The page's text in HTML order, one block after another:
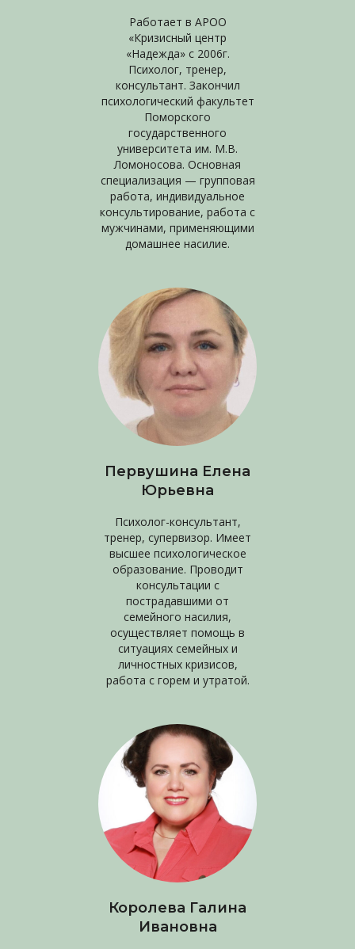
Работает в АРОО
«Кризисный центр
«Надежда» с 2006г.
Психолог, тренер,
консультант. Закончил
психологический факультет
Поморского
государственного
университета им. М.В.
Ломоносова. Основная
специализация — групповая
работа, индивидуальное
консультирование, работа с
мужчинами, применяющими
домашнее насилие.
Первушина Елена
Юрьевна
Психолог-консультант,
тренер, супервизор. Имеет
высшее психологическое
образование. Проводит
консультации с
пострадавшими от
семейного насилия,
осуществляет помощь в
ситуациях семейных и
личностных кризисов,
работа с горем и утратой.
Королева Галина
Ивановна